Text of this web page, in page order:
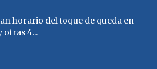
horario del toque de queda en
otras 4...